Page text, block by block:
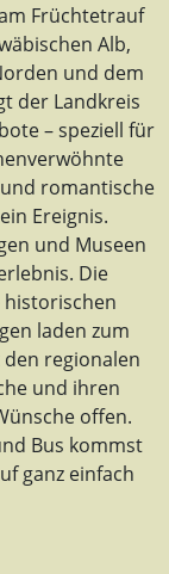
Früchtetrauf
Alb,
und dem
der Landkreis
– speziell für
romantische
Ereignis.
und Museen
Die
laden zum
regionalen
und ihren
offen.
Bus kommst
ganz einfach